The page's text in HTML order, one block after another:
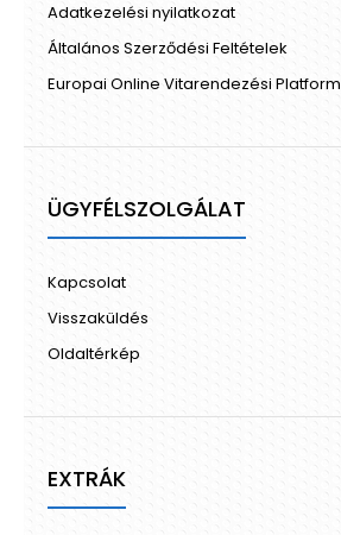
Adatkezelési nyilatkozat
Általános Szerződési Feltételek
Europai Online Vitarendezési Platform
ÜGYFÉLSZOLGÁLAT
Kapcsolat
Visszaküldés
Oldaltérkép
EXTRÁK